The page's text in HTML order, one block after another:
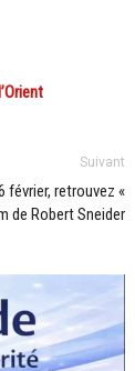
Suivant
février, retrouvez «
de Robert Sneider